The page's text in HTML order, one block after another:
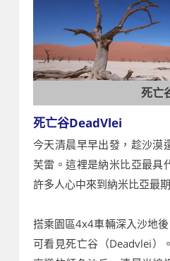
死亡
死亡谷DeadVlei
今天清晨早早出發，趁沙漠
芙雷。這裡是納米比亞最具
許多人心中來到納米比亞最
搭乘園區4x4車輛深入沙地
可看見死亡谷（Deadvlei）